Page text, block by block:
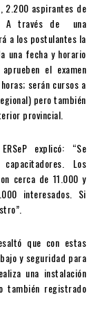
2.200 aspirantes de
A través de una
a los postulantes la
una fecha y horario
el examen
serán cursos a
pero también
provincial.
explicó: “Se
Los
cerca de 11.000 y
interesados. Si
que con estas
y seguridad para
una instalación
también registrado